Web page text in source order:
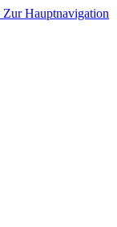
Zur Hauptnavigation